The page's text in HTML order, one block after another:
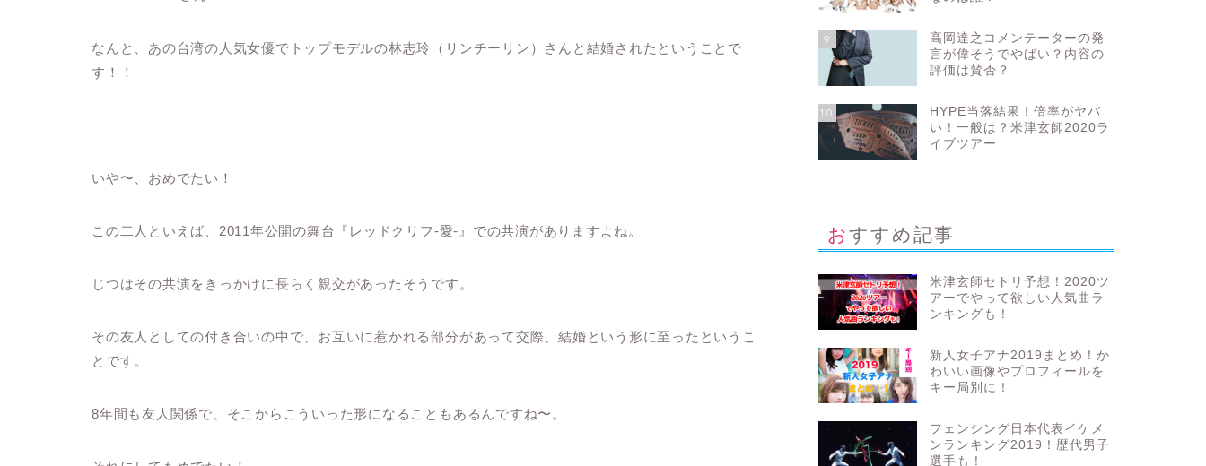
なんと、あの台湾の人気女優でトップモデルの林志玲（リンチーリン）さんと結婚されたということで
す！！
いや〜、おめでたい！
この二人といえば、2011年公開の舞台『レッドクリフ-愛-』での共演がありますよね。
じつはその共演をきっかけに長らく親交があったそうです。
その友人としての付き合いの中で、お互いに惹かれる部分があって交際、結婚という形に至ったというこ
とです。
8年間も友人関係で、そこからこういった形になることもあるんですね〜。
9
高岡達之コメンテーターの発
言が偉そうでやばい？内容の
評価は賛否？
10
HYPE当落結果！倍率がヤバ
い！一般は？米津玄師2020ラ
イブツアー
おすすめ記事
米津玄師セトリ予想！2020ツ
アーでやって欲しい人気曲ラ
ンキングも！
新人女子アナ2019まとめ！か
わいい画像やプロフィールを
キー局別に！
フェンシング日本代表イケメ
ンランキング2019！歴代男子
選手も！